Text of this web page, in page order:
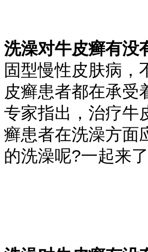
洗澡对牛皮癣有没
固型慢性皮肤病，
皮癣患者都在承受
专家指出，治疗牛
癣患者在洗澡方面
的洗澡呢?一起来